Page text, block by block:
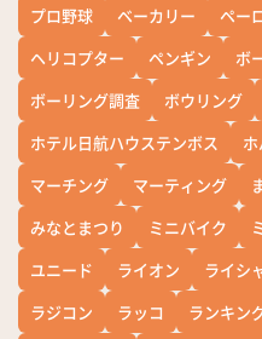
プロ野球
ベーカリー ペー
ヘリコプター
ペンギン ボ
ボーリング調査
ボウリング
ホテル日航ハウステンボス
マーチング
マーティング
みなとまつり
ミニバイク
ユニード
ライオン ライシ
ラジコン
ラッコ ランキン